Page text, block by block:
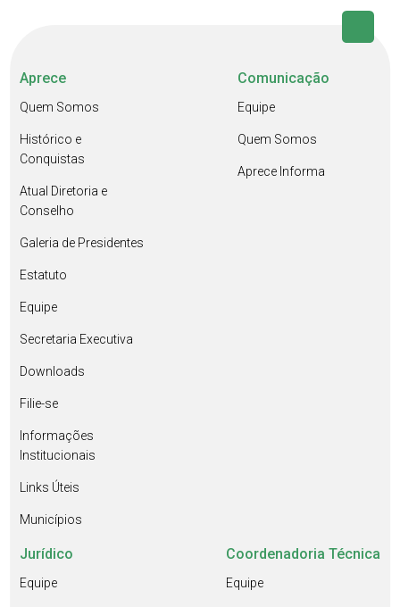
Aprece
Quem Somos
Histórico e
Conquistas
Atual Diretoria e
Conselho
Galeria de Presidentes
Estatuto
Equipe
Secretaria Executiva
Downloads
Filie-se
Informações
Institucionais
Links Úteis
Municípios
Comunicação
Equipe
Quem Somos
Aprece Informa
Jurídico
Equipe
Coordenadoria Técnica
Equipe